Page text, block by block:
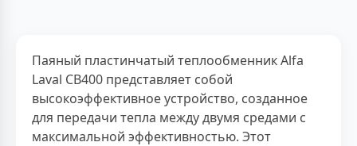
Паяный пластинчатый теплообменник Alfa
Laval CB400 представляет собой
высокоэффективное устройство, созданное
для передачи тепла между двумя средами с
максимальной эффективностью. Этот